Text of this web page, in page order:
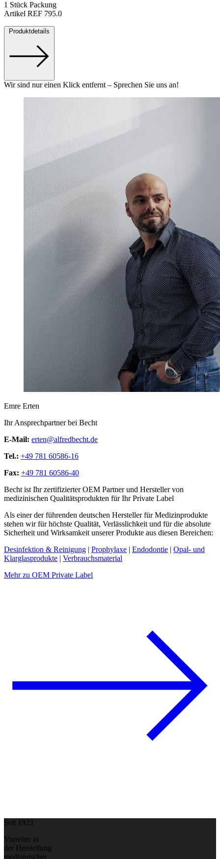
1 Stück Packung
Artikel REF 795.0
Produktdetails
Wir sind nur einen Klick entfernt – Sprechen Sie uns an!
Emre Erten
Ihr Ansprechpartner bei Becht
E-Mail: erten@alfredbecht.de
Tel.: +49 781 60586-16
Fax: +49 781 60586-40
Becht ist Ihr zertifizierter OEM Partner und Hersteller von
medizinischen Qualitätsprodukten für Ihr Private Label
Als einer der führenden deutschen Hersteller für Medizinprodukte
stehen wir für höchste Qualität, Verlässlichkeit und für die absolute
Sicherheit und Wirksamkeit unserer Produkte aus diesen Bereichen:
Desinfektion & Reinigung | Prophylaxe | Endodontie | Opal- und
Klarglasprodukte | Verbrauchsmaterial
Mehr zu OEM Private Label
Seit 1923
Vorreiter in
der Herstellung
medizinischer